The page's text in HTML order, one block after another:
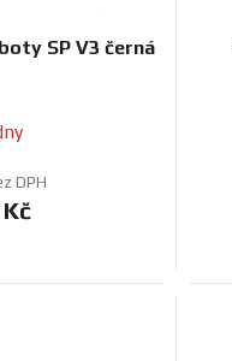
SP V3 černá
DPH